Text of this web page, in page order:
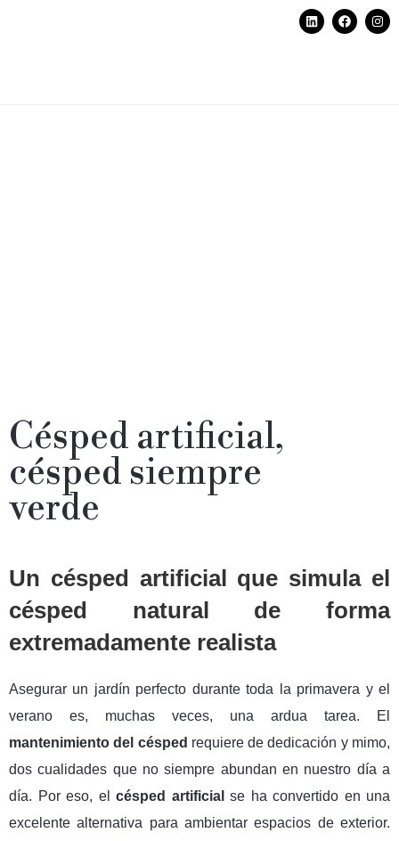
Césped artificial,
césped siempre
verde
Un césped artificial que simula el
césped natural de forma
extremadamente realista
Asegurar un jardín perfecto durante toda la primavera y el
verano es, muchas veces, una ardua tarea. El
mantenimiento del césped requiere de dedicación y mimo,
dos cualidades que no siempre abundan en nuestro día a
día. Por eso, el césped artificial se ha convertido en una
excelente alternativa para ambientar espacios de exterior.